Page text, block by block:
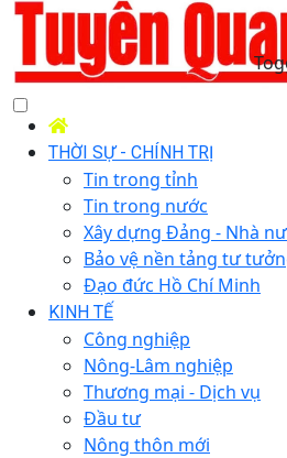
THỜI SỰ - CHÍNH TRỊ
Tin trong tỉnh
Tin trong nước
Xây dựng Đảng - Nhà
Bảo vệ nền tảng tư
Đạo đức Hồ Chí Minh
KINH TẾ
Công nghiệp
Nông-Lâm nghiệp
Thương mại - Dịch vụ
Đầu tư
Nông thôn mới